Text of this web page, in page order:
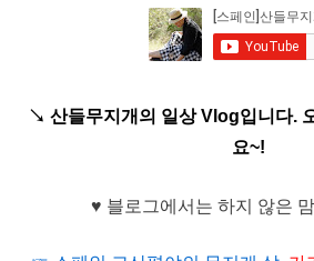
↘ 산들무지개의 일상 Vlog입니다.
요~!
♥ 블로그에서는 하지 않은